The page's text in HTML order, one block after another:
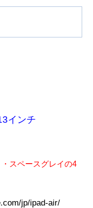
インチ
スペースグレイの4
jp/ipad-air/